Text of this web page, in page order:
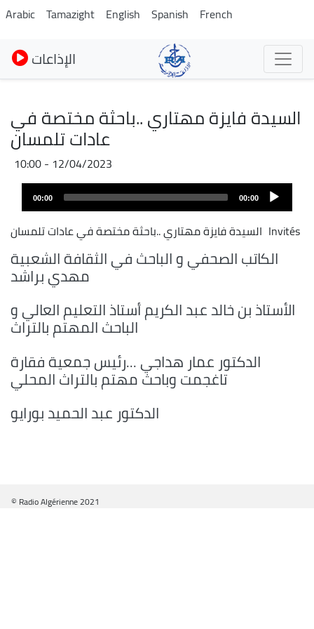
Skip
to
main
content
Arabic Tamazight English Spanish French
الإذاعات
السيدة فايزة مهتاري ..باحثة مختصة في
عادات تلمسان
12/04/2023 - 10:00
00:00
00:00
Invités السيدة فايزة مهتاري ..باحثة مختصة في عادات تلمسان
الكاتب الصحفي و الباحث في الثقافة الشعبية
مهدي براشد
الأستاذ بن خالد عبد الكريم أستاذ التعليم العالي و
الباحث المهتم بالتراث
الدكتور عمار هداجي ...رئيس جمعية فقارة
تاغجمت وباحث مهتم بالتراث المحلي
الدكتور عبد الحميد بورايو
© Radio Algérienne 2021